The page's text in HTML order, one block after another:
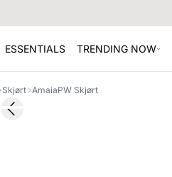
ESSENTIALS TRENDING NOW
Skjørt AmaiaPW Skjørt
SALEPrevious slide